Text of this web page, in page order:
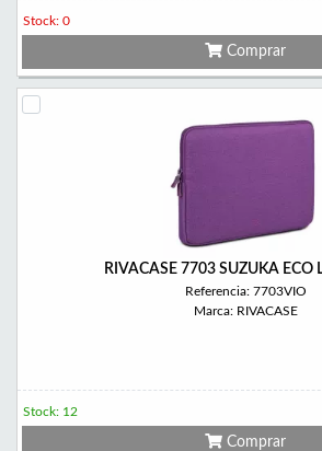
Stock: 0
Comprar
RIVACASE 7703 SUZUKA ECO
Referencia: 7703VIO
Marca: RIVACASE
Stock: 12
Comprar